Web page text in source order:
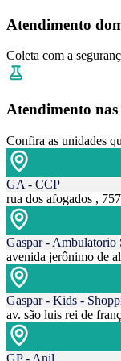
Atendimento
Coleta com a
Atendimento
Confira as unidades
GA - CCP
rua dos afogados ,
Gaspar - Ambulatorio
avenida jerônimo de
Gaspar - Kids -
av. são luis rei de
GP - Anil